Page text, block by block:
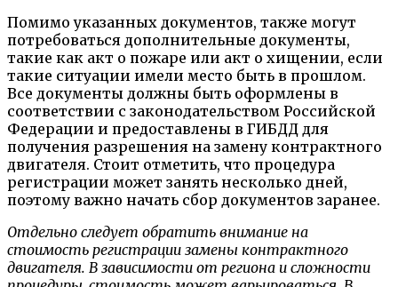
Помимо указанных документов, также могут
потребоваться дополнительные документы,
такие как акт о пожаре или акт о хищении, если
такие ситуации имели место быть в прошлом.
Все документы должны быть оформлены в
соответствии с законодательством Российской
Федерации и предоставлены в ГИБДД для
получения разрешения на замену контрактного
двигателя. Стоит отметить, что процедура
регистрации может занять несколько дней,
поэтому важно начать сбор документов заранее.
Отдельно следует обратить внимание на
стоимость регистрации замены контрактного
двигателя. В зависимости от региона и сложности